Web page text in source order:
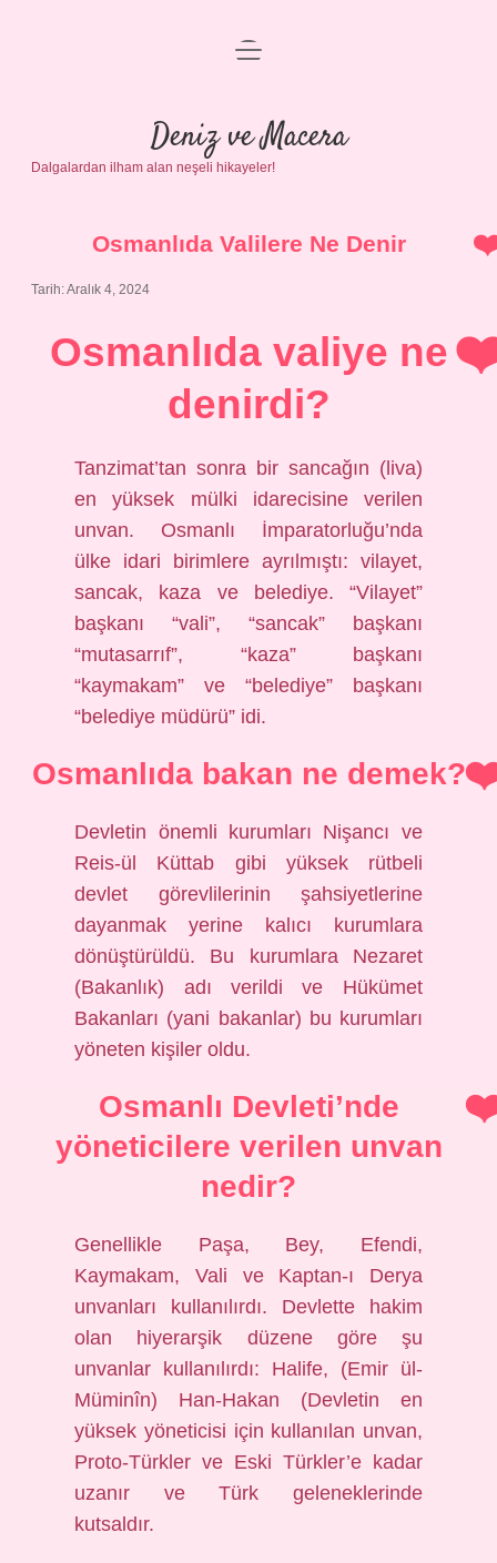
Anasayfa
Gizlilik Politikası
Yasal Uyarı
menüyü
Deniz ve Macera
Dalgalardan ilham alan neşeli hikayeler!
Osmanlıda Valilere Ne Denir
Tarih: Aralık 4, 2024
Osmanlıda valiye ne
denirdi?
Tanzimat’tan sonra bir sancağın (liva)
en yüksek mülki idarecisine verilen
unvan. Osmanlı İmparatorluğu’nda
ülke idari birimlere ayrılmıştı: vilayet,
sancak, kaza ve belediye. “Vilayet”
başkanı “vali”, “sancak” başkanı
“mutasarrıf”, “kaza” başkanı
“kaymakam” ve “belediye” başkanı
“belediye müdürü” idi.
Osmanlıda bakan ne demek?
Devletin önemli kurumları Nişancı ve
Reis-ül Küttab gibi yüksek rütbeli
devlet görevlilerinin şahsiyetlerine
dayanmak yerine kalıcı kurumlara
dönüştürüldü. Bu kurumlara Nezaret
(Bakanlık) adı verildi ve Hükümet
Bakanları (yani bakanlar) bu kurumları
yöneten kişiler oldu.
Osmanlı Devleti’nde
yöneticilere verilen unvan
nedir?
Genellikle Paşa, Bey, Efendi,
Kaymakam, Vali ve Kaptan-ı Derya
unvanları kullanılırdı. Devlette hakim
olan hiyerarşik düzene göre şu
unvanlar kullanılırdı: Halife, (Emir ül-
Müminîn) Han-Hakan (Devletin en
yüksek yöneticisi için kullanılan unvan,
Proto-Türkler ve Eski Türkler’e kadar
uzanır ve Türk geleneklerinde
kutsaldır.